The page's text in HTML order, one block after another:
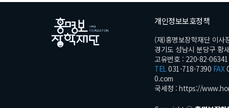
개인정보보호정책
(재)홍명보장학재단 이사
경기도 성남시 분당구 황
고유번호 : 220-82-06341
TEL031-718-7390 FAX
0.com
국세청 : https://